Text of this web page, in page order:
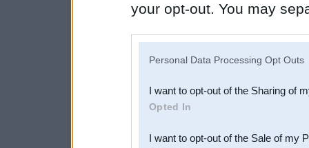
your opt-out. You may
Downstream Participants
third parties.
Personal Data Processing Opt Outs
I want to opt-out of the Sharing of
Opted In
I want to opt-out of the Sale of my